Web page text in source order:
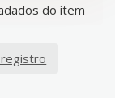
do item